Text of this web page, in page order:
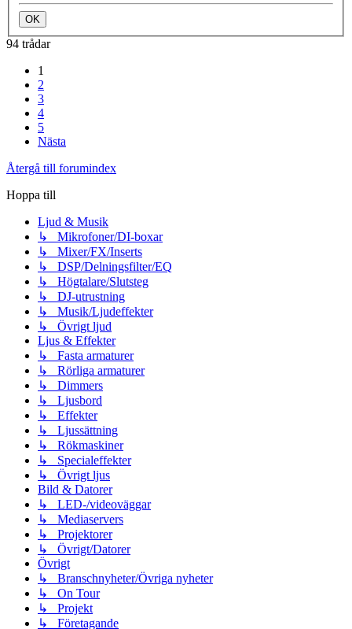
94 trådar
1
2
3
4
5
Nästa
Återgå till forumindex
Hoppa till
Ljud & Musik
↳ Mikrofoner/DI-boxar
↳ Mixer/FX/Inserts
↳ DSP/Delningsfilter/EQ
↳ Högtalare/Slutsteg
↳ DJ-utrustning
↳ Musik/Ljudeffekter
↳ Övrigt ljud
Ljus & Effekter
↳ Fasta armaturer
↳ Rörliga armaturer
↳ Dimmers
↳ Ljusbord
↳ Effekter
↳ Ljussättning
↳ Rökmaskiner
↳ Specialeffekter
↳ Övrigt ljus
Bild & Datorer
↳ LED-/videoväggar
↳ Mediaservers
↳ Projektorer
↳ Övrigt/Datorer
Övrigt
↳ Branschnyheter/Övriga nyheter
↳ On Tour
↳ Projekt
↳ Företagande